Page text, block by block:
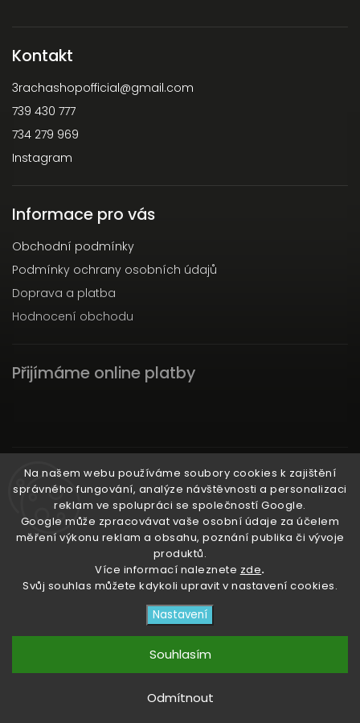
Na našem webu používáme soubory cookies k zajištění
správného fungování, analýze návštěvnosti a personalizaci
reklam ve spolupráci se společností Google.
Google může zpracovávat vaše osobní údaje za účelem
měření výkonu reklam a obsahu, poznání publika či vývoje
produktů.
Více informací naleznete zde.
Svůj souhlas můžete kdykoli upravit v nastavení cookies.
Nastavení
Odmítnout
Souhlasím
Kontakt
3rachashopofficial@gmail.com
739 430 777
734 279 969
Instagram
Informace pro vás
Obchodní podmínky
Podmínky ochrany osobních údajů
Doprava a platba
Hodnocení obchodu
Přijímáme online platby
Instagram
Ať už ti nic neunikne!
3RACHAshop
vyhrazena.
Upravit nastavení cookies